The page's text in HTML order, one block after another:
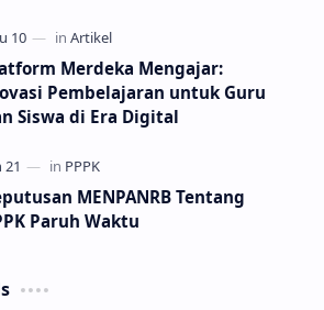
Merdeka Mengajar:
Pembelajaran untuk Guru
Siswa di Era Digital
MENPANRB Tentang
Paruh Waktu